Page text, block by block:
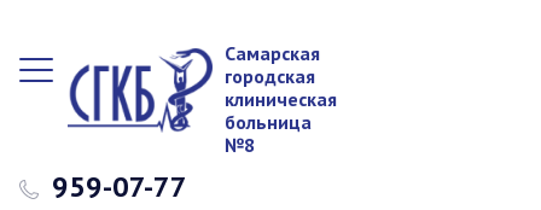
Самарская
городская
клиническая
больница
№8
959-07-77